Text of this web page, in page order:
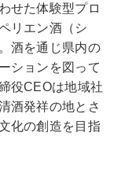
せた体験型プロ
リエン酒（シ
酒を通じ県内の
ションを図って
役CEOは地域社
酒発祥の地とさ
化の創造を目指